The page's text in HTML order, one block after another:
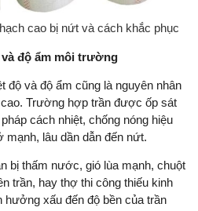
cao bị nứt và cách khắc phục
độ ẩm môi trường
độ và độ ẩm cũng là nguyên nhân
Trường hợp trần được ốp sát
cách nhiệt, chống nóng hiệu
mạnh, lâu dần dẫn đến nứt.
bị thấm nước, gió lùa mạnh, chuột
trần, hay thợ thi công thiếu kinh
hưởng xấu đến độ bền của trần